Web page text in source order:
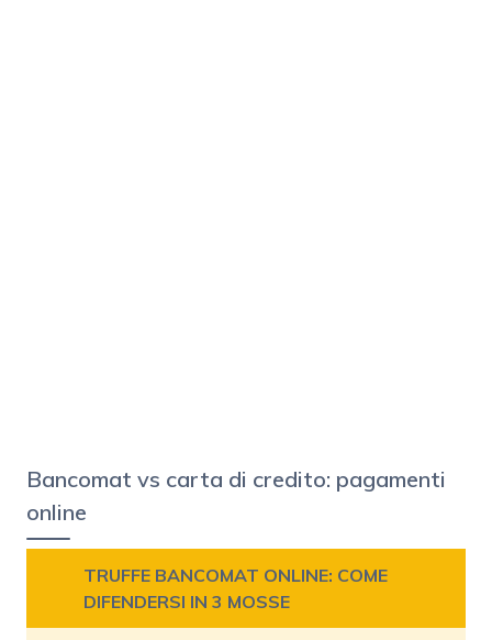
Bancomat vs carta di credito: pagamenti
online
TRUFFE BANCOMAT ONLINE: COME
DIFENDERSI IN 3 MOSSE